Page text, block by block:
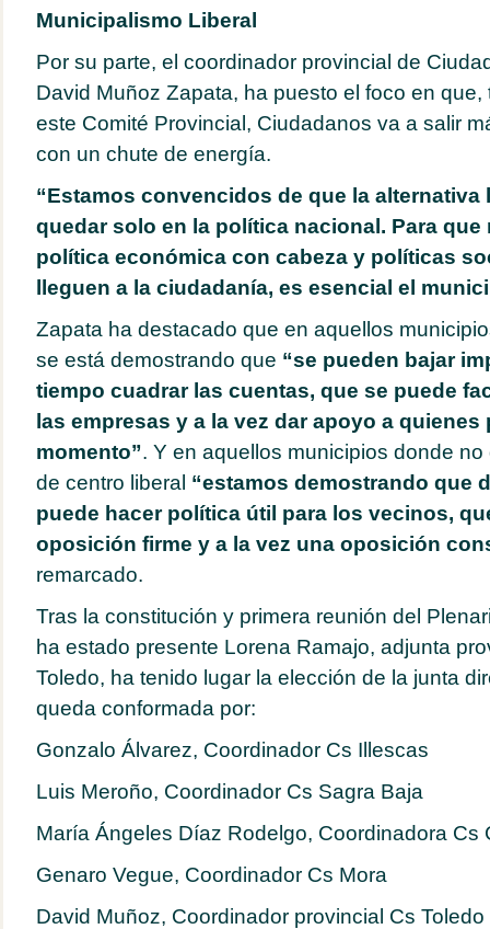
Municipalismo Liberal
Por su parte, el coordinador provincial de
David Muñoz Zapata, ha puesto el foco en que,
este Comité Provincial, Ciudadanos va a salir
con un chute de energía.
“Estamos convencidos de que la alternativa
quedar solo en la política nacional. Para que
política económica con cabeza y políticas
lleguen a la ciudadanía, es esencial el
Zapata ha destacado que en aquellos
se está demostrando que “se pueden bajar
tiempo cuadrar las cuentas, que se puede
las empresas y a la vez dar apoyo a quienes
momento”. Y en aquellos municipios donde
de centro liberal “estamos demostrando que
puede hacer política útil para los vecinos,
oposición firme y a la vez una oposición
remarcado.
Tras la constitución y primera reunión del
ha estado presente Lorena Ramajo, adjunta
Toledo, ha tenido lugar la elección de la junta
queda conformada por:
Gonzalo Álvarez, Coordinador Cs Illescas
Luis Meroño, Coordinador Cs Sagra Baja
María Ángeles Díaz Rodelgo, Coordinadora Cs
Genaro Vegue, Coordinador Cs Mora
David Muñoz, Coordinador provincial Cs Toledo